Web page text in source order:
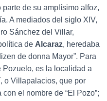
parte de su amplísimo alfoz,
A mediados del siglo XIV,
Sánchez del Villar,
de Alcaraz, heredaba
de donna Mayor”. Para
Pozuelo, es la localidad a
o Villapalacios, que por
el nombre de “El Pozo”;